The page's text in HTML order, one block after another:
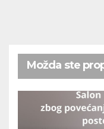
Možda ste